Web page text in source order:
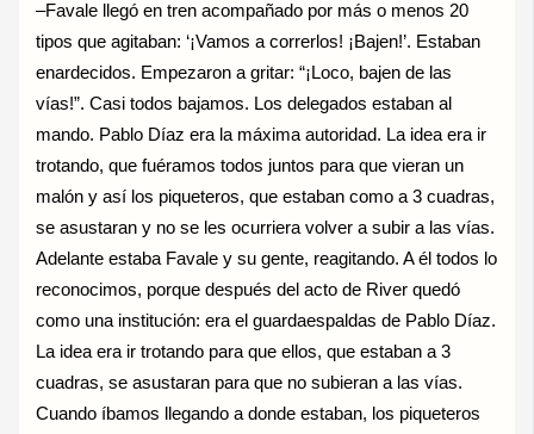
–Favale llegó en tren acompañado por más o menos 20
tipos que agitaban: ‘¡Vamos a correrlos! ¡Bajen!’. Estaban
enardecidos. Empezaron a gritar: “¡Loco, bajen de las
vías!”. Casi todos bajamos. Los delegados estaban al
mando. Pablo Díaz era la máxima autoridad. La idea era ir
trotando, que fuéramos todos juntos para que vieran un
malón y así los piqueteros, que estaban como a 3 cuadras,
se asustaran y no se les ocurriera volver a subir a las vías.
Adelante estaba Favale y su gente, reagitando. A él todos lo
reconocimos, porque después del acto de River quedó
como una institución: era el guardaespaldas de Pablo Díaz.
La idea era ir trotando para que ellos, que estaban a 3
cuadras, se asustaran para que no subieran a las vías.
Cuando íbamos llegando a donde estaban, los piqueteros